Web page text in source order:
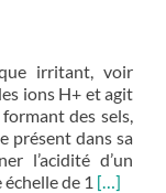
irritant, voir
ions H+ et agit
des sels,
présent dans sa
l’acidité d’un
de 1 En
[…]